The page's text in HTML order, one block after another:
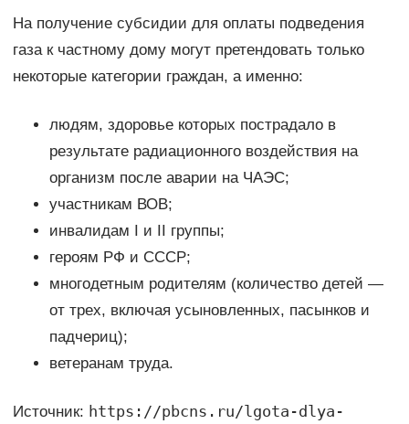
На получение субсидии для оплаты подведения
газа к частному дому могут претендовать только
некоторые категории граждан, а именно:
людям, здоровье которых пострадало в
результате радиационного воздействия на
организм после аварии на ЧАЭС;
участникам ВОВ;
инвалидам I и II группы;
героям РФ и СССР;
многодетным родителям (количество детей —
от трех, включая усыновленных, пасынков и
падчериц);
ветеранам труда.
Источник: https://pbcns.ru/lgota-dlya-